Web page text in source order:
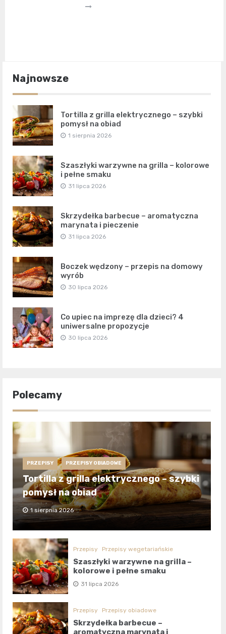
Najnowsze
Tortilla z grilla elektrycznego – szybki
pomysł na obiad
1 sierpnia 2026
Szaszłyki warzywne na grilla – kolorowe
i pełne smaku
31 lipca 2026
Skrzydełka barbecue – aromatyczna
marynata i pieczenie
31 lipca 2026
Boczek wędzony – przepis na domowy
wyrób
30 lipca 2026
Co upiec na imprezę dla dzieci? 4
uniwersalne propozycje
30 lipca 2026
Polecamy
PRZEPISY PRZEPISY OBIADOWE
Tortilla z grilla elektrycznego – szybki
pomysł na obiad
1 sierpnia 2026
Przepisy Przepisy wegetariańskie
Szaszłyki warzywne na grilla –
kolorowe i pełne smaku
31 lipca 2026
Przepisy Przepisy obiadowe
Skrzydełka barbecue –
aromatyczna marynata i